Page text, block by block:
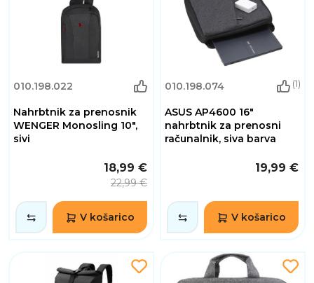
010.198.022
Nahrbtnik za prenosnik
WENGER Monosling 10",
sivi
18,99 €
22,99 €
V košarico
010.198.074 (1)
ASUS AP4600 16"
nahrbtnik za prenosni
računalnik, siva barva
19,99 €
V košarico